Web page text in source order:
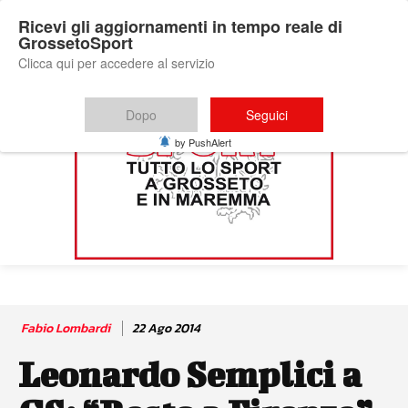
Fabio Lombardi 22 Ago 2014
Leonardo Semplici a
Ricevi gli aggiornamenti in tempo reale di
GrossetoSport
Clicca qui per accedere al servizio
Dopo Seguici
by PushAlert